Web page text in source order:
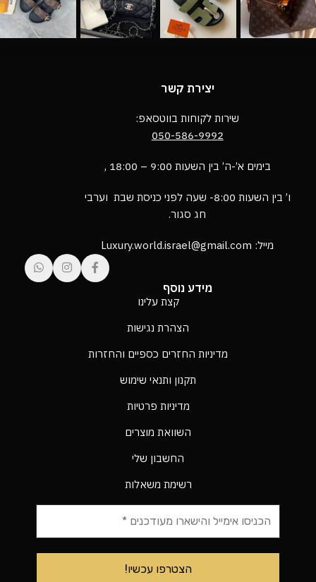
יצירת קשר
שירות לקוחות בווטסאפ:
050-586-9992
בימים א’-ה’ בין השעות 9:00 – 18:00 ,
ו’ בין השעות 8:00- שעה לפני כניסת שבת וערבי
חג סגור.
מייל: Luxury.world.israel@gmail.com
מידע נוסף
קצת עלינו
הצהרת נגישות
מדיניות החזרים כספיים והחזרות
תקנון ותנאי שימוש
מדיניות פרטיות
השוואת מוצרים
החשבון שלי
רשימת משאלות